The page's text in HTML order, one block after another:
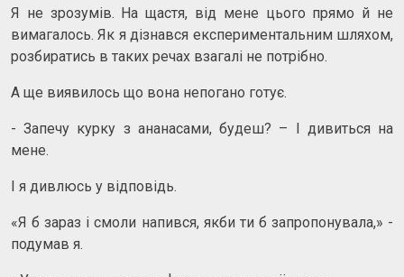
Я не зрозумів. На щастя, від мене цього прямо й не
вимагалось. Як я дізнався експериментальним шляхом,
розбиратись в таких речах взагалі не потрібно.
А ще виявилось що вона непогано готує.
- Запечу курку з ананасами, будеш? – І дивиться на
мене.
І я дивлюсь у відповідь.
«Я б зараз і смоли напився, якби ти б запропонувала,» -
подумав я.